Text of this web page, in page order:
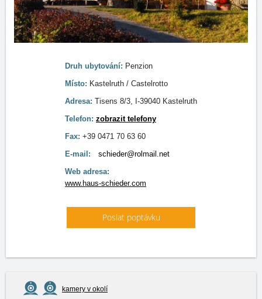
Druh ubytování: Penzion
Místo: Kastelruth / Castelrotto
Adresa: Tisens 8/3, I-39040 Kastelruth
Telefon: zobrazit telefony
Fax: +39 0471 70 63 60
E-mail:
schieder@rolmail.net
Web adresa:
www.haus-schieder.com
Poslat poptávku
kamery v okolí